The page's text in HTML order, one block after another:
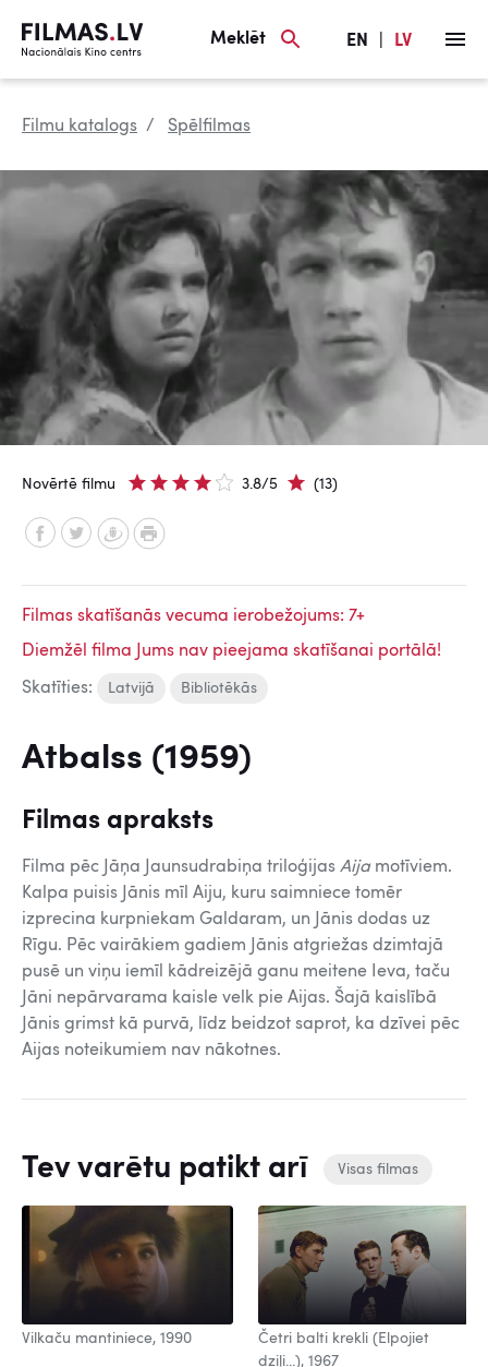
Meklēt EN LV
Filmu katalogs Spēlfilmas
Novērtē filmu 3.8/5 (13)
Filmas skatīšanās vecuma ierobežojums: 7+
Diemžēl filma Jums nav pieejama skatīšanai portālā!
Skatīties: Latvijā Bibliotēkās
Atbalss (1959)
Filmas apraksts
Filma pēc Jāņa Jaunsudrabiņa triloģijas Aija motīviem.
Kalpa puisis Jānis mīl Aiju, kuru saimniece tomēr
izprecina kurpniekam Galdaram, un Jānis dodas uz
Rīgu. Pēc vairākiem gadiem Jānis atgriežas dzimtajā
pusē un viņu iemīl kādreizējā ganu meitene Ieva, taču
Jāni nepārvarama kaisle velk pie Aijas. Šajā kaislībā
Jānis grimst kā purvā, līdz beidzot saprot, ka dzīvei pēc
Aijas noteikumiem nav nākotnes.
Tev varētu patikt arī Visas filmas
Vilkaču mantiniece, 1990
Četri balti krekli (Elpojiet
dziļi...), 1967